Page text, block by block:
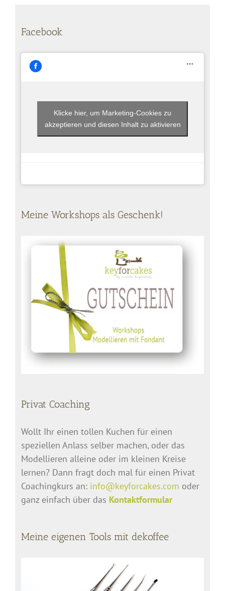
Facebook
Klicke hier, um Marketing-Cookies zu
akzeptieren und diesen Inhalt zu aktivieren
Meine Workshops als Geschenk!
Privat Coaching
Wollt Ihr einen tollen Kuchen für einen
speziellen Anlass selber machen, oder das
Modellieren alleine oder im kleinen Kreise
lernen? Dann fragt doch mal für einen Privat
Coachingkurs an: info@keyforcakes.com oder
ganz einfach über das Kontaktformular
Meine eigenen Tools mit dekoffee